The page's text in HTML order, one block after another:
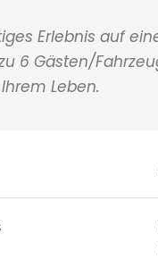
Erlebnis auf
6 Gästen/
Leben.